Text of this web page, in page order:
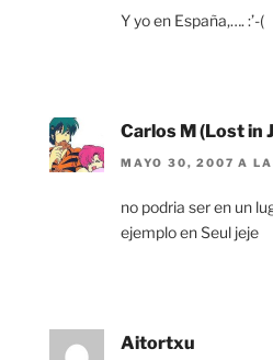
Y yo en España,…. :’-(
Carlos M (Lost in
MAYO 30, 2007 A
no podria ser en un
ejemplo en Seul jeje
Aitortxu